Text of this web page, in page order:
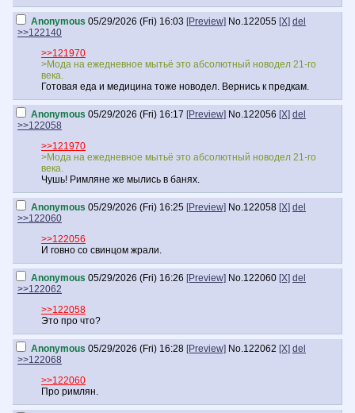
Anonymous 05/29/2026 (Fri) 16:03 [Preview] No.122055 [X] del
>>122140
>>121970
>Мода на ежедневное мытьё это абсолютный новодел 21-го
века.
Готовая еда и медицина тоже новодел. Вернись к предкам.
Anonymous 05/29/2026 (Fri) 16:17 [Preview] No.122056 [X] del
>>122058
>>121970
>Мода на ежедневное мытьё это абсолютный новодел 21-го
века.
Чушь! Римляне же мылись в банях.
Anonymous 05/29/2026 (Fri) 16:25 [Preview] No.122058 [X] del
>>122060
>>122056
И говно со свинцом жрали.
Anonymous 05/29/2026 (Fri) 16:26 [Preview] No.122060 [X] del
>>122062
>>122058
Это про что?
Anonymous 05/29/2026 (Fri) 16:28 [Preview] No.122062 [X] del
>>122068
>>122060
Про римлян.